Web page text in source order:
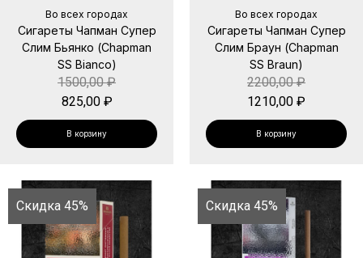
Во всех городах
Сигареты Чапман Супер
Слим Бьянко (Chapman
SS Bianco)
1500,00₽
825,00 ₽
В корзину
Во всех городах
Сигареты Чапман Супер
Слим Браун (Chapman
SS Braun)
2200,00₽
1210,00 ₽
В корзину
Скидка 45% Скидка 45%